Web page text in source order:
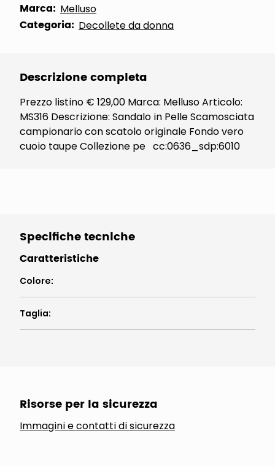
Marca: Melluso
Categoria: Decollete da donna
Descrizione completa
Prezzo listino € 129,00 Marca: Melluso Articolo:
MS316 Descrizione: Sandalo in Pelle Scamosciata
campionario con scatolo originale Fondo vero
cuoio taupe Collezione pe cc:0636_sdp:6010
Specifiche tecniche
Caratteristiche
Colore:
Taglia:
Risorse per la sicurezza
Immagini e contatti di sicurezza